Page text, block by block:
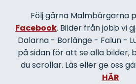
Följ gärna Malmbärgarna
Facebook. Bilder från jobb vi
Dalarna - Borlänge - Falun -
på sidan för att se alla bilder,
du scrollar. Läs eller ge oss
HÄR